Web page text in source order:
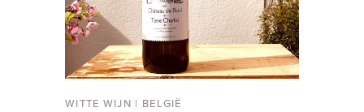
WITTE WIJN | BELGIË